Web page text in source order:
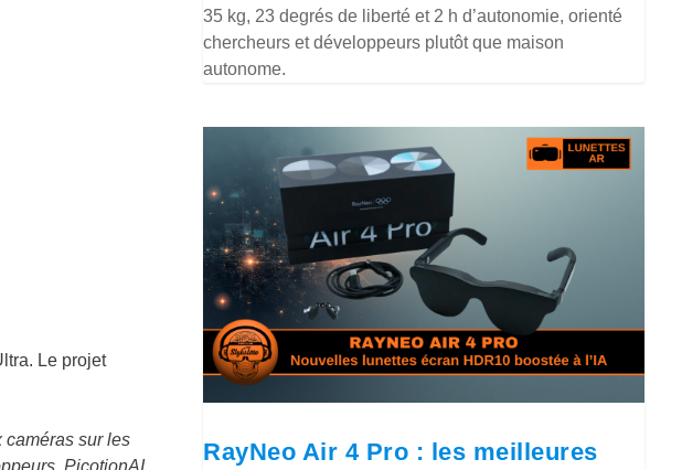
Le projet
caméras sur les
PicotionAI
35 kg, 23 degrés de liberté et 2 h d’autonomie, orienté
chercheurs et développeurs plutôt que maison
autonome.
RayNeo Air 4 Pro : les meilleures